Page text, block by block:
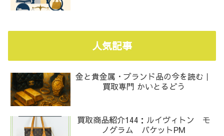
人気記事
金と貴金属・ブランド品の今を読む｜
買取専門 かいとるどう
買取商品紹介144：ルイヴィトン モ
ノグラム バケットPM